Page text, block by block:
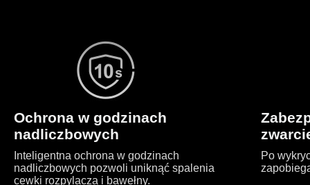
Ochrona w godzinach
nadliczbowych
Inteligentna ochrona w godzinach
nadliczbowych pozwoli uniknąć spalenia
cewki rozpylacza i bawełny.
Po